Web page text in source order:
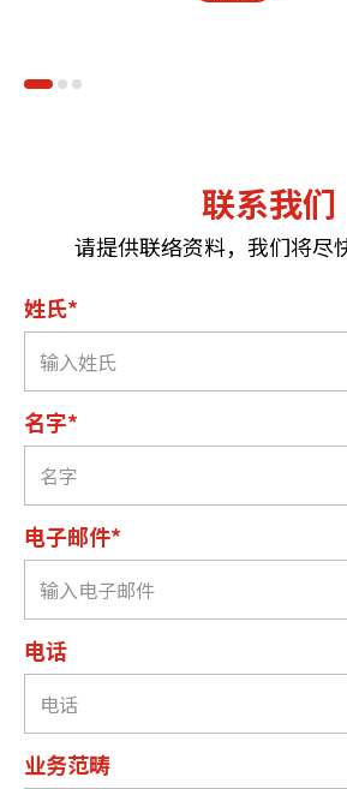
联系我们
请提供联络资料，我们将尽
姓氏*
名字*
电子邮件*
电话
业务范畴